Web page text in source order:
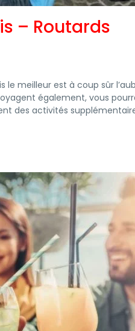
– Routards
meilleur est à coup sûr
également, vous
des activités